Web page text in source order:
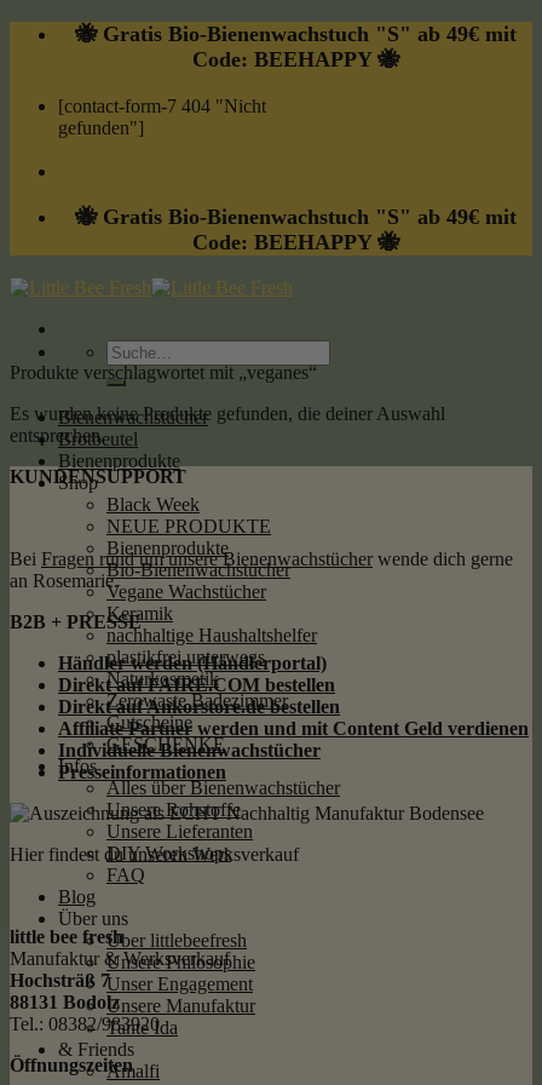
Skip
🐝 Gratis Bio-Bienenwachstuch "S" ab 49€ mit
Code: BEEHAPPY 🐝
[contact-form-7 404 "Nicht
gefunden"]
🐝 Gratis Bio-Bienenwachstuch "S" ab 49€ mit
Code: BEEHAPPY 🐝
Suche
nach:
Bienenwachstücher
Brotbeutel
Bienenprodukte
Shop
Black Week
NEUE PRODUKTE
Bienenprodukte
Bio-Bienenwachstücher
Vegane Wachstücher
Keramik
nachhaltige Haushaltshelfer
plastikfrei unterwegs
Naturkosmetik
Zerowaste Badezimmer
Gutscheine
GESCHENKE
Infos
Alles über Bienenwachstücher
Unsere Rohstoffe
Unsere Lieferanten
DIY Workshops
FAQ
Blog
Über uns
Über littlebeefresh
Unsere Philosophie
Unser Engagement
Unsere Manufaktur
Tante Ida
& Friends
Amalfi
Produkte verschlagwortet mit „veganes“
Es wurden keine Produkte gefunden, die deiner Auswahl
entsprechen.
KUNDENSUPPORT
Bei Fragen rund um unsere Bienenwachstücher wende dich gerne
an Rosemarie.
B2B + PRESSE
Händler werden (Händlerportal)
Direkt auf FAIRE.COM bestellen
Direkt auf Ankorstore.de bestellen
Affiliate Partner werden und mit Content Geld verdienen
Individuelle Bienenwachstücher
Presseinformationen
Hier findest du unseren Werksverkauf
little bee fresh
Manufaktur & Werksverkauf
Hochsträß 7
88131 Bodolz
Tel.: 08382/983920
Öffnungszeiten